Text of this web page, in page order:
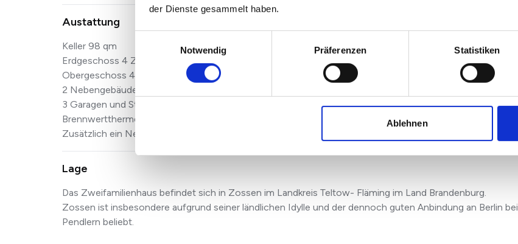
der Dienste gesammelt haben.
Notwendig
Präferenzen Statistiken
Ablehnen
Austattung
Keller 98 qm
Erdgeschoss 4 Zimmer, Küche , Bad großer Wintergarten (24 qm)
Obergeschoss 4 Zimmer, Küche, Bad
2 Nebengebäude mit viel Platz
3 Garagen und Stellplätze
Brennwerttherme 2013
Zusätzlich ein Nebengebäude fast fertiggestellt für Hobby, Sport oder weitere Aktivitäten
Lage
Das Zweifamilienhaus befindet sich in Zossen im Landkreis Teltow- Fläming im Land Brandenburg.
Zossen ist insbesondere aufgrund seiner ländlichen Idylle und der dennoch guten Anbindung an Berlin bei
Pendlern beliebt.